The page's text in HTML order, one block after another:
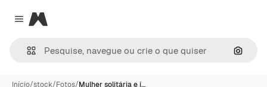
Close menu
Magnific
Início/stock/Fotos/Mulher solitária e i…